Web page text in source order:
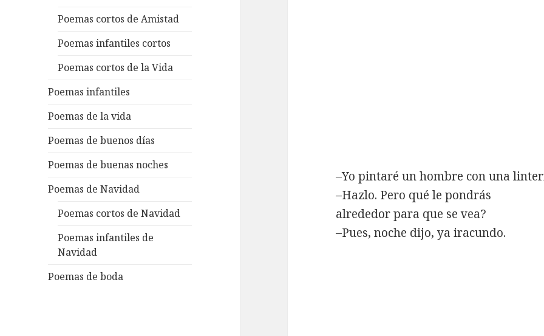
Poemas cortos de Amistad
Poemas infantiles cortos
Poemas cortos de la Vida
Poemas infantiles
Poemas de la vida
Poemas de buenos días
Poemas de buenas noches
Poemas de Navidad
Poemas cortos de Navidad
Poemas infantiles de
Navidad
Poemas de boda
–Yo pintaré un hombre con una
–Hazlo. Pero qué le pondrás
alrededor para que se vea?
–Pues, noche dijo, ya iracundo.